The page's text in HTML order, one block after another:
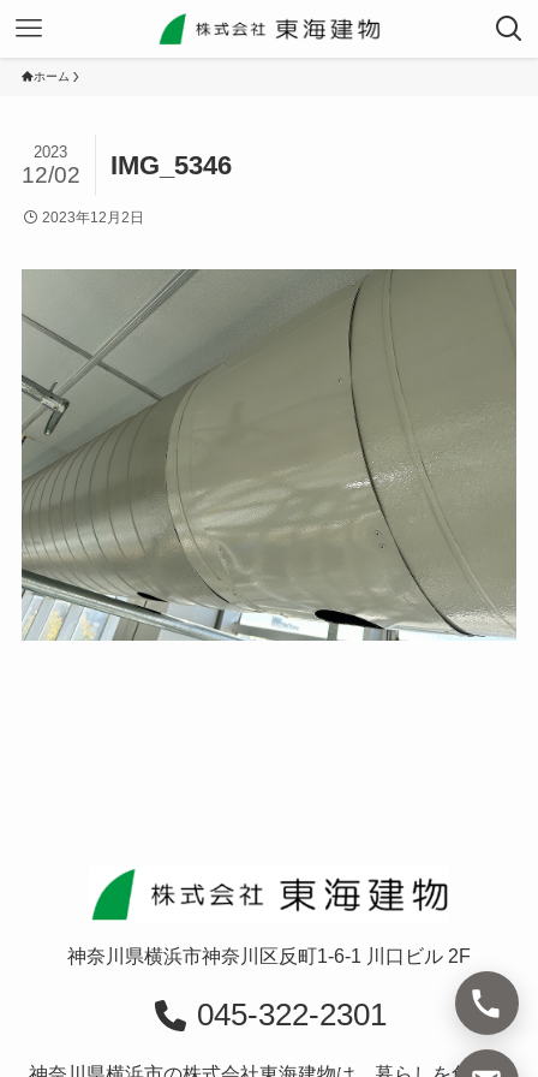
ホーム
IMG_5346
2023
12/02
2023年12月2日
神奈川県横浜市神奈川区反町1-6-1 川口ビル 2F
045-322-2301